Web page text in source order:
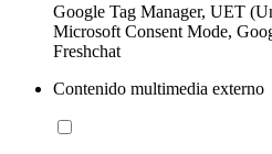
Google Tag Manager, UET
Microsoft Consent Mode,
Freshchat
Contenido multimedia externo